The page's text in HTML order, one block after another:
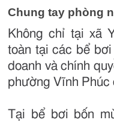
Chung tay phòng
Không chỉ tại xã
toàn tại các bể
doanh và chính
phường Vĩnh Phúc
Tại bể bơi bốn